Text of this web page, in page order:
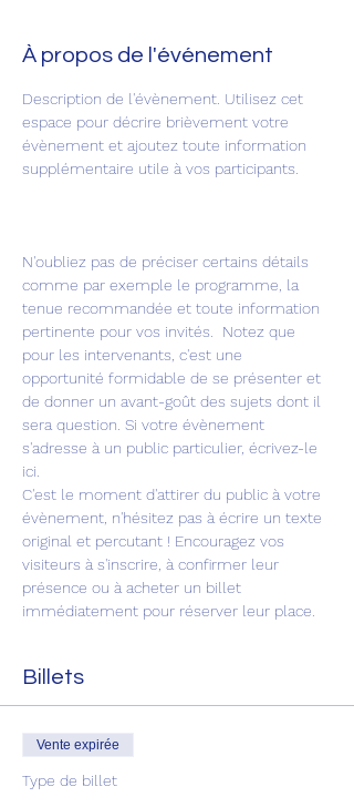
À propos de l'événement
Description de l'évènement. Utilisez cet
espace pour décrire brièvement votre
évènement et ajoutez toute information
supplémentaire utile à vos participants.
N'oubliez pas de préciser certains détails
comme par exemple le programme, la
tenue recommandée et toute information
pertinente pour vos invités.  Notez que
pour les intervenants, c'est une
opportunité formidable de se présenter et
de donner un avant-goût des sujets dont il
sera question. Si votre évènement
s'adresse à un public particulier, écrivez-le
ici.
C'est le moment d'attirer du public à votre
évènement, n'hésitez pas à écrire un texte
original et percutant ! Encouragez vos
visiteurs à s'inscrire, à confirmer leur
présence ou à acheter un billet
immédiatement pour réserver leur place.
Billets
Vente expirée
Type de billet